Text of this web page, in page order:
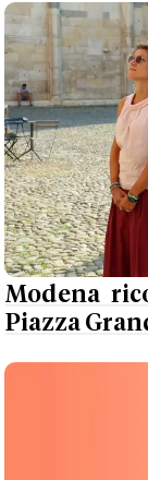
Modena
Piazza